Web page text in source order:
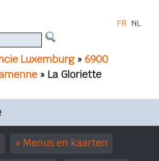
Luxemburg»6900
» La Gloriette
FR NL
Menus en kaarten